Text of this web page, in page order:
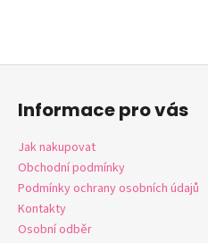
Z
Informace pro vás
Jak nakupovat
Obchodní podmínky
Podmínky ochrany osobních údajů
Kontakty
Osobní odběr